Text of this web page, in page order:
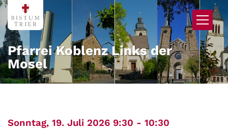
Zum Inhalt springen
Pfarrei Koblenz Links der
Mosel
Sonntag, 19. Juli 2026 9:30 - 10:30